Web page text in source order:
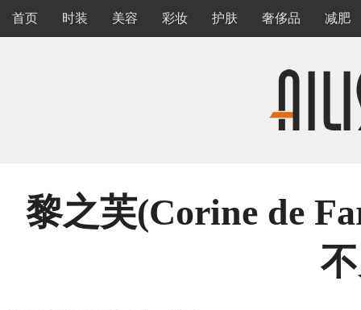
首页 时装 美容 彩妆 护肤 奢侈品 减肥
黎之芙(Corine de